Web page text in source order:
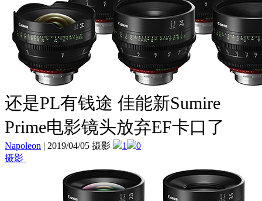
还是PL有钱途 佳能新Sumire
Prime电影镜头放弃EF卡口了
Napoleon | 2019/04/05 摄影 1
0
摄影